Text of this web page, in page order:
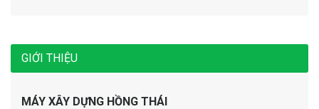
GIỚI THIỆU
MÁY XÂY DỰNG HỒNG THÁI